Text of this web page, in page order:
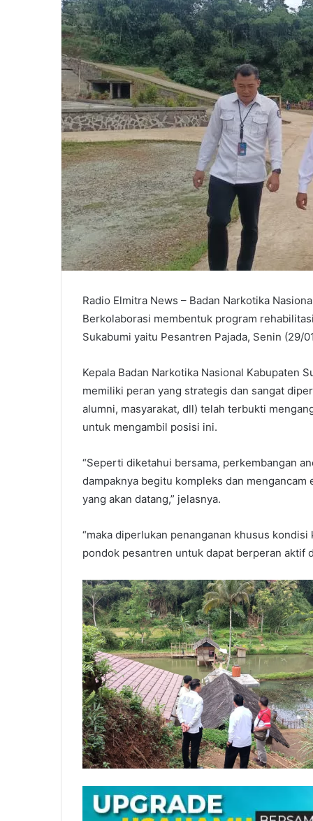
Radio Elmitra News – Badan Narkotika
Berkolaborasi membentuk program
Sukabumi yaitu Pesantren Pajada, Senin (29/
Kepala Badan Narkotika Nasional Kabupaten
memiliki peran yang strategis dan sangat
alumni, masyarakat, dll) telah terbukti
untuk mengambil posisi ini.
“Seperti diketahui bersama, perkembangan
dampaknya begitu kompleks dan
yang akan datang,” jelasnya.
“maka diperlukan penanganan khusus
pondok pesantren untuk dapat berperan aktif